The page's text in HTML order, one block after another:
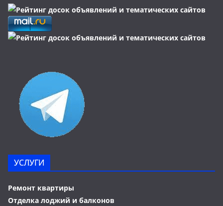
УСЛУГИ
Ремонт квартиры
Отделка лоджий и балконов